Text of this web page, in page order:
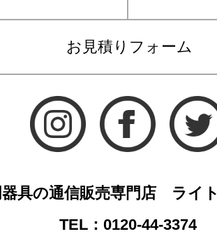
お見積りフォーム
器具の通信販売専門店 ライ
TEL：0120-44-3374